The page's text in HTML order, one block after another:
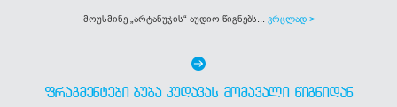
მოუსმინე „არტანუჯის“ აუდიო წიგნებს... ვრცლად >
ᲤᲠᲐᲒᲛᲔᲜᲢᲔᲑᲘ ᲑᲣᲑᲐ ᲙᲣᲓᲐᲕᲐᲡ ᲛᲝᲛᲐᲕᲐᲚᲘ ᲬᲘᲒᲜᲘᲓᲐᲜ